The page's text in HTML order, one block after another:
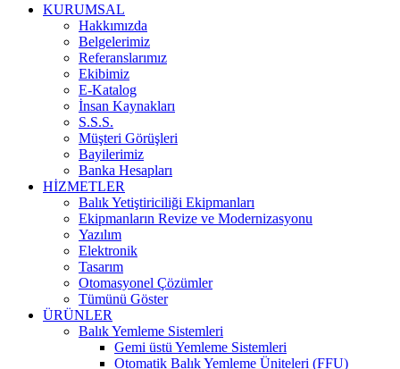
KURUMSAL
Hakkımızda
Belgelerimiz
Referanslarımız
Ekibimiz
E-Katalog
İnsan Kaynakları
S.S.S.
Müşteri Görüşleri
Bayilerimiz
Banka Hesapları
HİZMETLER
Balık Yetiştiriciliği Ekipmanları
Ekipmanların Revize ve Modernizasyonu
Yazılım
Elektronik
Tasarım
Otomasyonel Çözümler
Tümünü Göster
ÜRÜNLER
Balık Yemleme Sistemleri
Gemi üstü Yemleme Sistemleri
Otomatik Balık Yemleme Üniteleri (FFU)